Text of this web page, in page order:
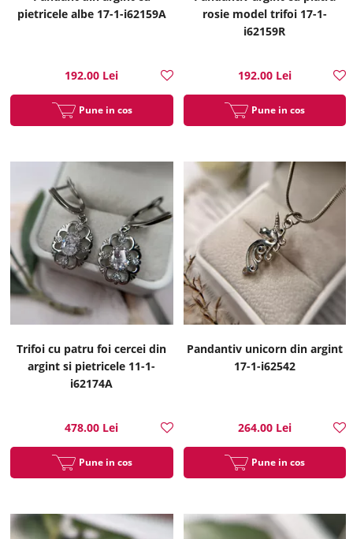
pietricele albe 17-1-i62159A
192.00 Lei
Pune in cos
rosie model trifoi 17-1-
i62159R
192.00 Lei
Pune in cos
Trifoi cu patru foi cercei din
argint si pietricele 11-1-
i62174A
478.00 Lei
Pune in cos
Pandantiv unicorn din argint
17-1-i62542
264.00 Lei
Pune in cos